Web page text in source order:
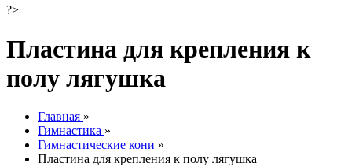
?>
Пластина для крепления к
полу лягушка
Главная »
Гимнастика »
Гимнастические кони »
Пластина для крепления к полу лягушка